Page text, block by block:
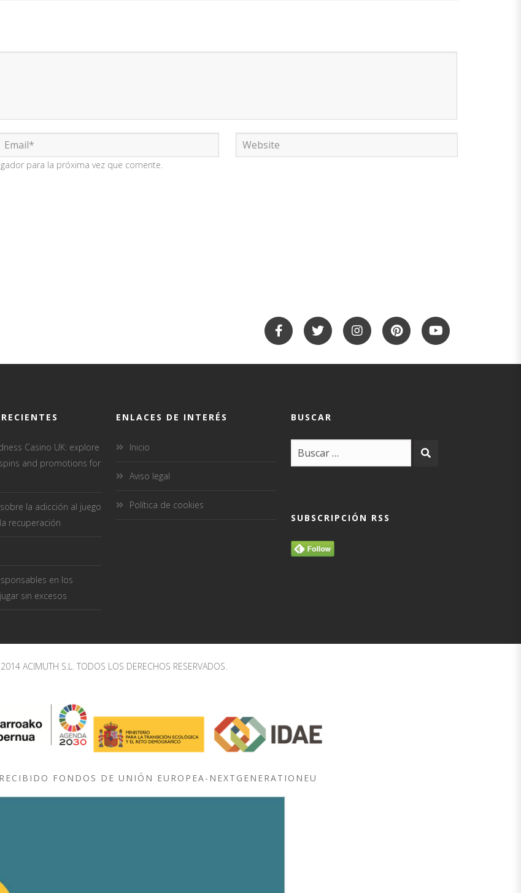
para la próxima vez que comente.
Casino UK: explore
and promotions for
la adicción al juego
recuperación
en los
sin excesos
ENLACES DE INTERÉS
Inicio
Aviso legal
Política de cookies
BUSCAR
SUBSCRIPCIÓN RSS
ACIMUTH S.L. TODOS LOS DERECHOS RESERVADOS.
FONDOS DE UNIÓN EUROPEA-NEXTGENERATIONEU